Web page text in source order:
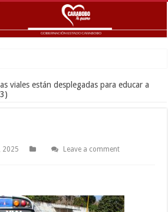
viales están desplegadas para educar a
2025
Leave a comment